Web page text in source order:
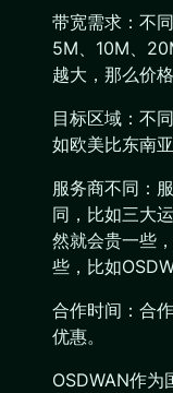
带宽需求：不
5M、10M、
越大，那么价
目标区域：不
如欧美比东南
服务商不同：
同，比如三大
然就会贵一些
些，比如
合作时间：合
优惠。
OSDWAN作为